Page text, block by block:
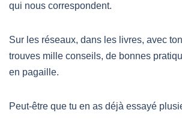
qui nous correspondent.
Sur les réseaux, dans les livres, avec
trouves mille conseils, de bonnes
en pagaille.
Peut-être que tu en as déjà essayé